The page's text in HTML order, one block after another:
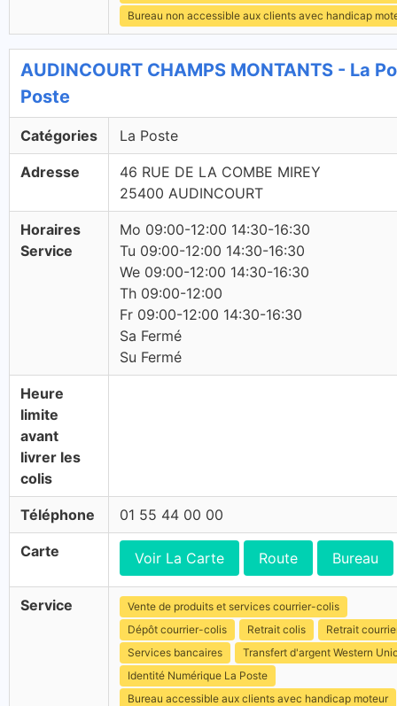
Bureau non accessible aux clients avec handicap
AUDINCOURT CHAMPS MONTANTS - La
Poste
Catégories La Poste
Adresse
46 RUE DE LA COMBE MIREY
25400 AUDINCOURT
Horaires
Service
Mo 09:00-12:00 14:30-16:30
Tu 09:00-12:00 14:30-16:30
We 09:00-12:00 14:30-16:30
Th 09:00-12:00
Fr 09:00-12:00 14:30-16:30
Sa Fermé
Su Fermé
Heure
limite
avant
livrer les
colis
Téléphone 01 55 44 00 00
Carte Voir La Carte Route Bureau
Service
Vente de produits et services courrier-colis
Dépôt courrier-colis
Retrait colis
Retrait
Services bancaires
Transfert d'argent Western
Identité Numérique La Poste
Bureau accessible aux clients avec handicap moteur